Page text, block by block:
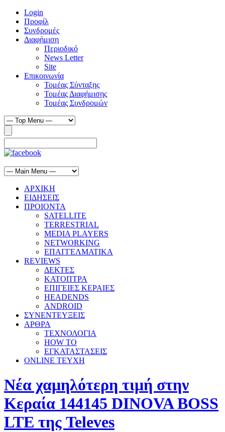
Login
Προφίλ
Συνδρομές
Διαφήμιση
Περιοδικό
News Letter
Site
Επικοινωνία
Τομέας Σύνταξης
Τομέας Διαφήμισης
Τομέας Συνδρομών
ΑΡΧΙΚΗ
ΕΙΔΗΣΕΙΣ
ΠΡΟΙΟΝΤΑ
SATELLITE
TERRESTRIAL
MEDIA PLAYERS
NETWORKING
ΕΠΑΓΓΕΛΜΑΤΙΚΑ
REVIEWS
ΔΕΚΤΕΣ
ΚΑΤΟΠΤΡΑ
ΕΠΙΓΕΙΕΣ ΚΕΡΑΙΕΣ
HEADENDS
ANDROID
ΣΥΝΕΝΤΕΥΞΕΙΣ
ΑΡΘΡΑ
ΤΕΧΝΟΛΟΓΙΑ
HOW TO
ΕΓΚΑΤΑΣΤΑΣΕΙΣ
ONLINE TEYXH
Νέα χαμηλότερη τιμή στην
Κεραία 144145 DINOVA BOSS
LTE της Televes